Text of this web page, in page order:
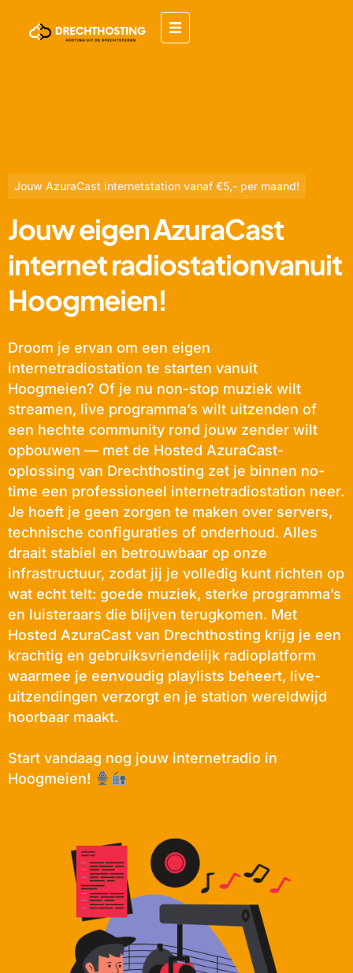
Jouw AzuraCast internetstation vanaf €5,- per maand!
Jouw eigen AzuraCast
internet radiostationvanuit
Hoogmeien!
Droom je ervan om een eigen
internetradiostation te starten vanuit
Hoogmeien? Of je nu non-stop muziek wilt
streamen, live programma’s wilt uitzenden of
een hechte community rond jouw zender wilt
opbouwen — met de Hosted AzuraCast-
oplossing van Drechthosting zet je binnen no-
time een professioneel internetradiostation neer.
Je hoeft je geen zorgen te maken over servers,
technische configuraties of onderhoud. Alles
draait stabiel en betrouwbaar op onze
infrastructuur, zodat jij je volledig kunt richten op
wat echt telt: goede muziek, sterke programma’s
en luisteraars die blijven terugkomen. Met
Hosted AzuraCast van Drechthosting krijg je een
krachtig en gebruiksvriendelijk radioplatform
waarmee je eenvoudig playlists beheert, live-
uitzendingen verzorgt en je station wereldwijd
hoorbaar maakt.
Start vandaag nog jouw internetradio in
Hoogmeien!